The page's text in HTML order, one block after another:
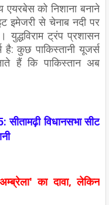
एयरबेस को निशाना बनाने
इमेजरी से चेनाब नदी पर
युद्धविराम ट्रंप प्रशासन
कुछ पाकिस्तानी यूजर्स
हैं कि पाकिस्तान अब
सीतामढ़ी विधानसभा सीट
का दावा, लेकिन